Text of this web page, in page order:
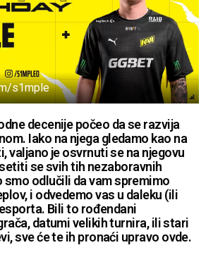
s1mple
decenije počeo da se razvija
Iako na njega gledamo kao na
valjano je osvrnuti se na njegovu
se svih tih nezaboravnih
odlučili da vam spremimo
i odvedemo vas u daleku (ili
Bili to rođendani
datumi velikih turnira, ili stari
sve će te ih pronaći upravo ovde.